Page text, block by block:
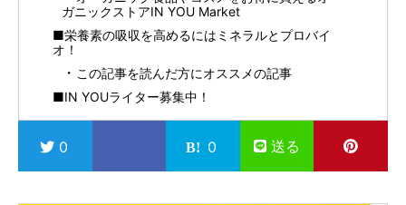
ガニックストアIN YOU Market
■栄養素の吸収を高めるにはミネラルとプロバイ
オ！
この記事を読んだ方にオススメの記事
■IN YOUライター募集中！
0 0 送る